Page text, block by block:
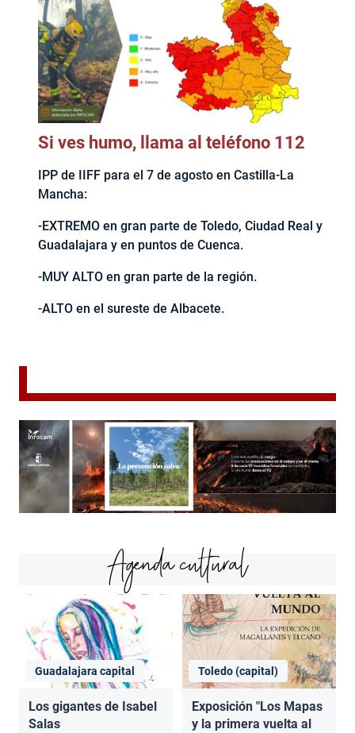
Si ves humo, llama al teléfono 112
IPP de IIFF para el 7 de agosto en Castilla-La
Mancha:
-EXTREMO en gran parte de Toledo, Ciudad Real y
Guadalajara y en puntos de Cuenca.
-MUY ALTO en gran parte de la región.
-ALTO en el sureste de Albacete.
Agenda cultural
Guadalajara capital
Los gigantes de Isabel
Salas
Toledo (capital)
Exposición "Los Mapas
y la primera vuelta al